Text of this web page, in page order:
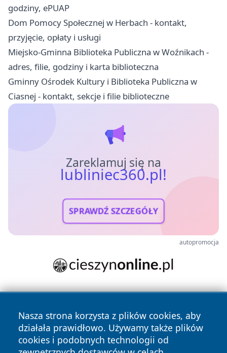
godziny, ePUAP
Dom Pomocy Społecznej w Herbach - kontakt,
przyjęcie, opłaty i usługi
Miejsko-Gminna Biblioteka Publiczna w Woźnikach -
adres, filie, godziny i karta biblioteczna
Gminny Ośrodek Kultury i Biblioteka Publiczna w
Ciasnej - kontakt, sekcje i filie biblioteczne
Zareklamuj się na
lubliniec360.pl!
SPRAWDŹ SZCZEGÓŁY
autopromocja
Nasza strona korzysta z plików cookies, aby
działała prawidłowo. Używamy także plików
cookies i podobnych technologii od